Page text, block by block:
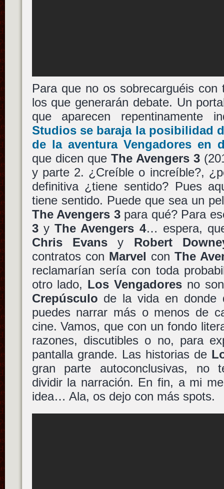
Para que no os sobrecarguéis
los que generarán debate. Un
que aparecen repentinamente
Studiosse baraja la posibilidad
de la aventura Vengadoresen
que dicen que The Avengers 3
y parte 2. ¿Creíble o increíble?,
definitiva ¿tiene sentido? Pues
tiene sentido. Puede que sea un
The Avengers 3para qué? Para
3yThe Avengers 4… espera,
Chris Evansy Robert
contratos con Marvel con The
reclamarían sería con toda
otro lado, Los Vengadores no
Crepúsculo de la vida en donde
puedes narrar más o menos de
cine. Vamos, que con un fondo
razones, discutibles o no, para
pantalla grande. Las historias de
gran parte autoconclusivas, no
dividir la narración. En fin, a mi
idea… Ala, os dejo con más spots.